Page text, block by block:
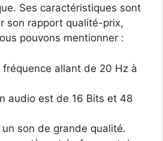
Ses caractéristiques sont
son rapport qualité-prix,
pouvons mentionner :
fréquence allant de 20 Hz à
audio est de 16 Bits et 48
son de grande qualité.